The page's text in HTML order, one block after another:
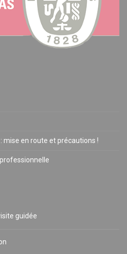
mise en route et précautions !
guidée